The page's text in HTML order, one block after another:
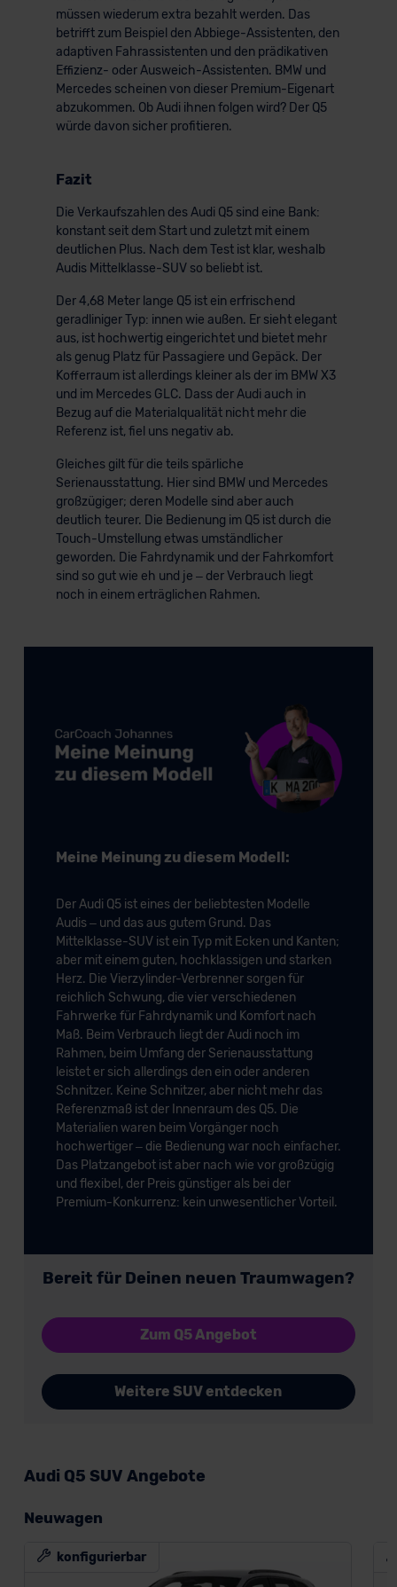
müssen wiederum extra bezahlt werden. Das
betrifft zum Beispiel den Abbiege-Assistenten, den
adaptiven Fahrassistenten und den prädikativen
Effizienz- oder Ausweich-Assistenten. BMW und
Mercedes scheinen von dieser Premium-Eigenart
abzukommen. Ob Audi ihnen folgen wird? Der Q5
würde davon sicher profitieren.
Fazit
Die Verkaufszahlen des Audi Q5 sind eine Bank:
konstant seit dem Start und zuletzt mit einem
deutlichen Plus. Nach dem Test ist klar, weshalb
Audis Mittelklasse-SUV so beliebt ist.
Der 4,68 Meter lange Q5 ist ein erfrischend
geradliniger Typ: innen wie außen. Er sieht elegant
aus, ist hochwertig eingerichtet und bietet mehr
als genug Platz für Passagiere und Gepäck. Der
Kofferraum ist allerdings kleiner als der im BMW X3
und im Mercedes GLC. Dass der Audi auch in
Bezug auf die Materialqualität nicht mehr die
Referenz ist, fiel uns negativ ab.
Gleiches gilt für die teils spärliche
Serienausstattung. Hier sind BMW und Mercedes
großzügiger; deren Modelle sind aber auch
deutlich teurer. Die Bedienung im Q5 ist durch die
Touch-Umstellung etwas umständlicher
geworden. Die Fahrdynamik und der Fahrkomfort
sind so gut wie eh und je – der Verbrauch liegt
noch in einem erträglichen Rahmen.
Meine Meinung zu diesem Modell:
Der Audi Q5 ist eines der beliebtesten Modelle
Audis – und das aus gutem Grund. Das
Mittelklasse-SUV ist ein Typ mit Ecken und Kanten;
aber mit einem guten, hochklassigen und starken
Herz. Die Vierzylinder-Verbrenner sorgen für
reichlich Schwung, die vier verschiedenen
Fahrwerke für Fahrdynamik und Komfort nach
Maß. Beim Verbrauch liegt der Audi noch im
Rahmen, beim Umfang der Serienausstattung
leistet er sich allerdings den ein oder anderen
Schnitzer. Keine Schnitzer, aber nicht mehr das
Referenzmaß ist der Innenraum des Q5. Die
Materialien waren beim Vorgänger noch
hochwertiger – die Bedienung war noch einfacher.
Das Platzangebot ist aber nach wie vor großzügig
und flexibel, der Preis günstiger als bei der
Premium-Konkurrenz: kein unwesentlicher Vorteil.
Bereit für Deinen neuen Traumwagen?
Zum Q5 Angebot
Weitere SUV entdecken
Audi Q5 SUV Angebote
Neuwagen
konfigurierbar